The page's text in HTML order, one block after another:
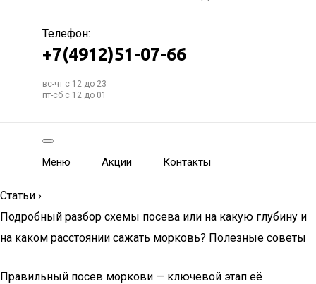
Телефон:
+7(4912)51-07-66
вс-чт с 12 до 23
пт-сб с 12 до 01
Меню Акции Контакты
Статьи ›
Подробный разбор схемы посева или на какую глубину и
на каком расстоянии сажать морковь? Полезные советы
Правильный посев моркови — ключевой этап её